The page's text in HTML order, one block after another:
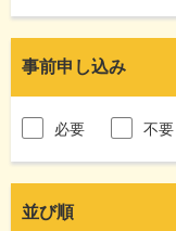
事前申し込み
必要 不要
並び順